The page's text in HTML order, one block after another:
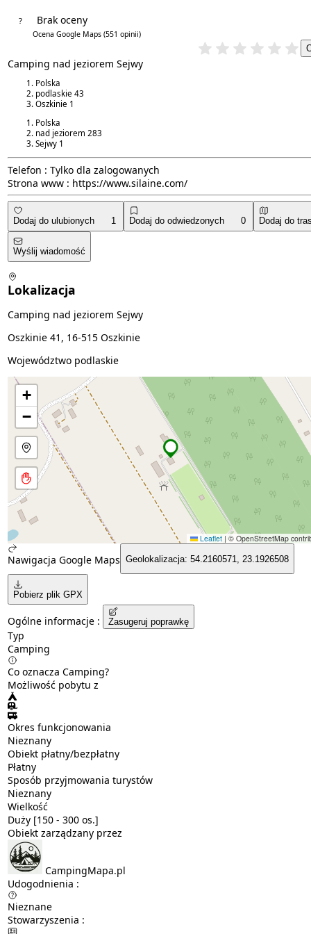
? Brak oceny
Ocena Google Maps(551 opinii)
Camping nad jeziorem Sejwy
Polska
podlaskie 43
Oszkinie 1
Polska
nad jeziorem 283
Sejwy 1
Telefon : Tylko dla zalogowanych
Strona www : https://www.silaine.com/
Dodaj do ulubionych 1 Dodaj do odwiedzonych 0 Dodaj do
Wyślij wiadomość
Lokalizacja
Camping nad jeziorem Sejwy
Oszkinie 41, 16-515 Oszkinie
Województwo podlaskie
+
−
Leaflet | © OpenStreetMap
Nawigacja Google Maps Geolokalizacja: 54.2160571, 23.1926508
Pobierz plik GPX
Ogólne informacje : Zasugeruj poprawkę
Typ
Camping
Co oznacza Camping?
Możliwość pobytu z
Okres funkcjonowania
Nieznany
Obiekt płatny/bezpłatny
Płatny
Sposób przyjmowania turystów
Nieznany
Wielkość
Duży [150 - 300 os.]
Obiekt zarządzany przez
CampingMapa.pl
Udogodnienia :
Nieznane
Stowarzyszenia :